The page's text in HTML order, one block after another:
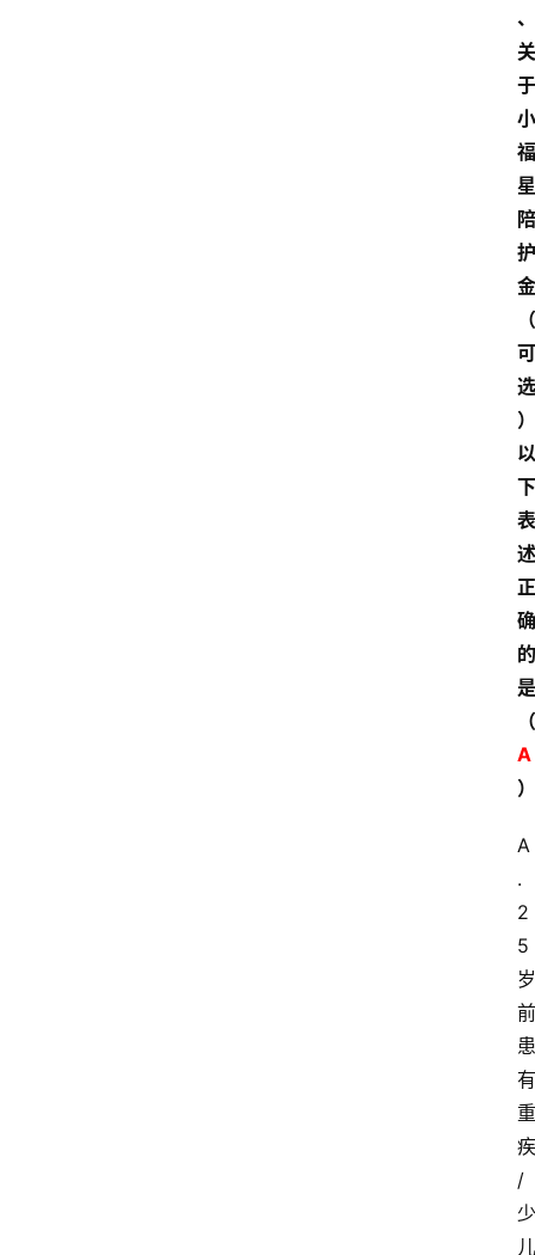
、
关
于
小
福
星
陪
护
金
（
可
选
）
以
下
表
述
正
确
的
是
（
A
）
A
.
2
5
岁
前
患
有
重
疾
/
少
儿